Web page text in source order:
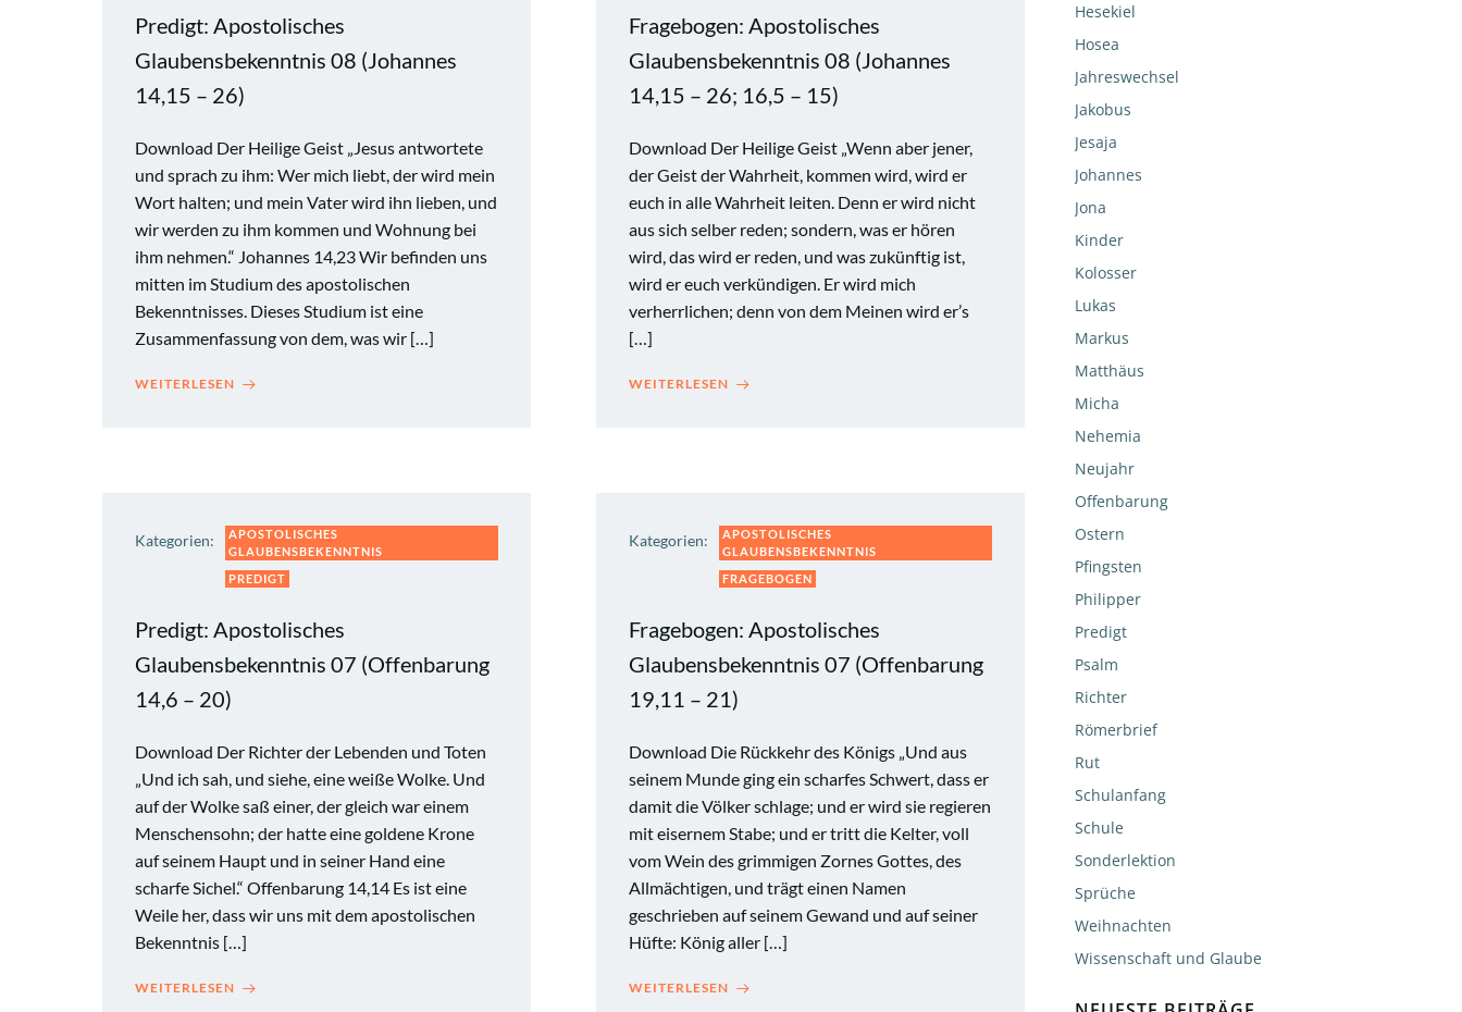
Predigt: Apostolisches
Glaubensbekenntnis 08 (Johannes
14,15 – 26)
Download Der Heilige Geist „Jesus antwortete
und sprach zu ihm: Wer mich liebt, der wird mein
Wort halten; und mein Vater wird ihn lieben, und
wir werden zu ihm kommen und Wohnung bei
ihm nehmen.“ Johannes 14,23 Wir befinden uns
mitten im Studium des apostolischen
Bekenntnisses. Dieses Studium ist eine
Zusammenfassung von dem, was wir […]
WEITERLESEN
Fragebogen: Apostolisches
Glaubensbekenntnis 08 (Johannes
14,15 – 26; 16,5 – 15)
Download Der Heilige Geist „Wenn aber jener,
der Geist der Wahrheit, kommen wird, wird er
euch in alle Wahrheit leiten. Denn er wird nicht
aus sich selber reden; sondern, was er hören
wird, das wird er reden, und was zukünftig ist,
wird er euch verkündigen. Er wird mich
verherrlichen; denn von dem Meinen wird er’s
[…]
WEITERLESEN
Kategorien:
APOSTOLISCHES
GLAUBENSBEKENNTNIS
PREDIGT
Predigt: Apostolisches
Glaubensbekenntnis 07 (Offenbarung
14,6 – 20)
Download Der Richter der Lebenden und Toten
„Und ich sah, und siehe, eine weiße Wolke. Und
auf der Wolke saß einer, der gleich war einem
Menschensohn; der hatte eine goldene Krone
auf seinem Haupt und in seiner Hand eine
scharfe Sichel.“ Offenbarung 14,14 Es ist eine
Weile her, dass wir uns mit dem apostolischen
Bekenntnis […]
WEITERLESEN
Kategorien:
APOSTOLISCHES
GLAUBENSBEKENNTNIS
FRAGEBOGEN
Fragebogen: Apostolisches
Glaubensbekenntnis 07 (Offenbarung
19,11 – 21)
Download Die Rückkehr des Königs „Und aus
seinem Munde ging ein scharfes Schwert, dass er
damit die Völker schlage; und er wird sie regieren
mit eisernem Stabe; und er tritt die Kelter, voll
vom Wein des grimmigen Zornes Gottes, des
Allmächtigen, und trägt einen Namen
geschrieben auf seinem Gewand und auf seiner
Hüfte: König aller […]
WEITERLESEN
Hesekiel
Hosea
Jahreswechsel
Jakobus
Jesaja
Johannes
Jona
Kinder
Kolosser
Lukas
Markus
Matthäus
Micha
Nehemia
Neujahr
Offenbarung
Ostern
Pfingsten
Philipper
Predigt
Psalm
Richter
Römerbrief
Rut
Schulanfang
Schule
Sonderlektion
Sprüche
Weihnachten
Wissenschaft und Glaube